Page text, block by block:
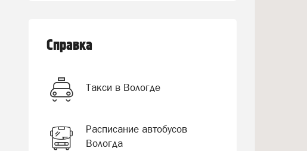
Справка
Такси в Вологде
Расписание автобусов
Вологда